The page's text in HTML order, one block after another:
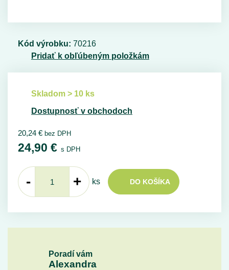
Kód výrobku: 70216
Pridať k obľúbeným položkám
Skladom > 10 ks
Dostupnosť v obchodoch
20,24 € bez DPH
24,90 € s DPH
- + ks DO KOŠÍKA
Poradí vám
Alexandra